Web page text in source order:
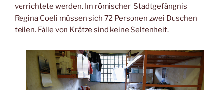
verrichtete werden. Im römischen Stadtgefängnis
Regina Coeli müssen sich 72 Personen zwei Duschen
teilen. Fälle von Krätze sind keine Seltenheit.